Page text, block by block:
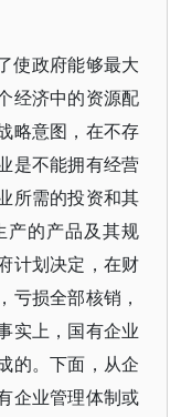
使政府能够最大
经济中的资源配
略意图，在不存
是不能拥有经营
所需的投资和其
产的产品及其规
计划决定，在财
亏损全部核销，
实上，国有企业
的。下面，从企
企业管理体制或